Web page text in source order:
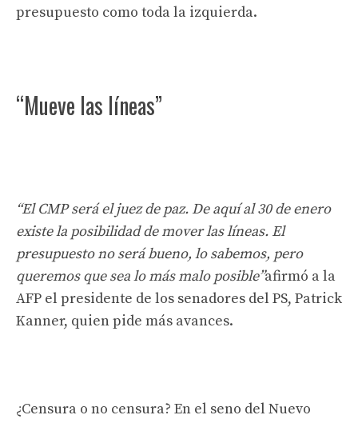
presupuesto como toda la izquierda.
“Mueve las líneas”
“El CMP será el juez de paz. De aquí al 30 de enero
existe la posibilidad de mover las líneas. El
presupuesto no será bueno, lo sabemos, pero
queremos que sea lo más malo posible”afirmó a la
AFP el presidente de los senadores del PS, Patrick
Kanner, quien pide más avances.
¿Censura o no censura? En el seno del Nuevo